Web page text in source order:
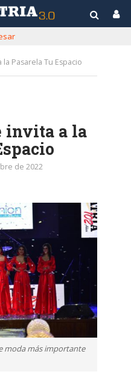
la Pasarela Tu Espacio
invita a la
de 2022
moda más importante